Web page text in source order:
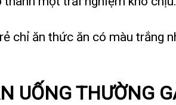
chỉ ăn thức ăn có màu trắng
UỐNG THƯỜNG